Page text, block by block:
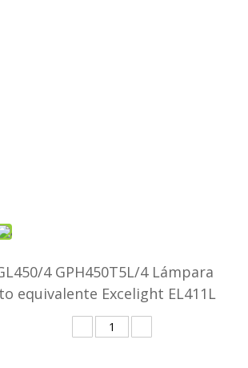
4 GPH450T5L/4 Lámpara
equivalente Excelight EL411L